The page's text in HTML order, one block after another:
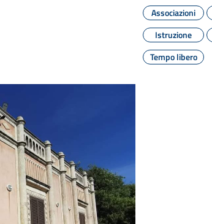
Associazioni
Istruzione
Tempo libero